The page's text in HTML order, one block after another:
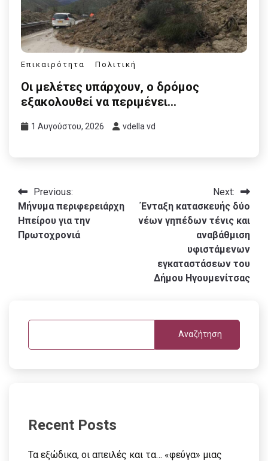
Επικαιρότητα Πολιτική
Οι μελέτες υπάρχουν, ο δρόμος
εξακολουθεί να περιμένει…
1 Αυγούστου, 2026 vdella vd
Πλοήγηση
άρθρων
Previous:
Μήνυμα περιφερειάρχη
Ηπείρου για την
Πρωτοχρονιά
Next:
Ένταξη κατασκευής δύο
νέων γηπέδων τένις και
αναβάθμιση
υφιστάμενων
εγκαταστάσεων του
Δήμου Ηγουμενίτσας
Αναζήτηση
Recent Posts
Τα εξώδικα, οι απειλές και τα… «φεύγα» μιας